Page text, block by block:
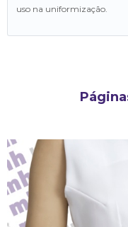
uso na uniformização.